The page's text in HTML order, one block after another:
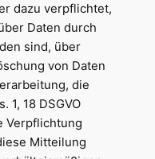
dazu verpflichtet,
Daten durch
sind, über
von Daten
die
1, 18 DSGVO
Verpflichtung
Mitteilung